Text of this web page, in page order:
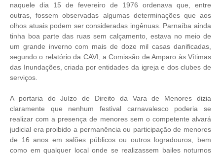
naquele dia 15 de fevereiro de 1976 ordenava que, entre
outras, fossem observadas algumas determinações que aos
olhos atuais podem ser consideradas ingênuas. Parnaíba ainda
tinha boa parte das ruas sem calçamento, estava no meio de
um grande inverno com mais de doze mil casas danificadas,
segundo o relatório da CAVI, a Comissão de Amparo às Vítimas
das Inundações, criada por entidades da igreja e dos clubes de
serviços.
A portaria do Juízo de Direito da Vara de Menores dizia
claramente que nenhum festival carnavalesco poderia se
realizar com a presença de menores sem o competente alvará
judicial era proibido a permanência ou participação de menores
de 16 anos em salões públicos ou outros logradouros, bem
como em qualquer local onde se realizassem bailes noturnos